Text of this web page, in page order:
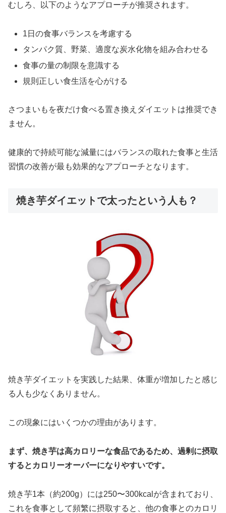
むしろ、以下のようなアプローチが推奨されます。
1日の食事バランスを考慮する
タンパク質、野菜、適度な炭水化物を組み合わせる
食事の量の制限を意識する
規則正しい食生活を心がける
さつまいもを夜だけ食べる置き換えダイエットは推奨でき
ません。
健康的で持続可能な減量にはバランスの取れた食事と生活
習慣の改善が最も効果的なアプローチとなります。
焼き芋ダイエットで太ったという人も？
焼き芋ダイエットを実践した結果、体重が増加したと感じ
る人も少なくありません。
この現象にはいくつかの理由があります。
まず、焼き芋は高カロリーな食品であるため、過剰に摂取
するとカロリーオーバーになりやすいです。
焼き芋1本（約200g）には250〜300kcalが含まれており、
これを食事として頻繁に摂取すると、他の食事とのカロリ